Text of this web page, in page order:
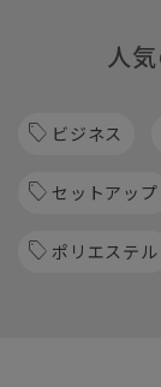
人
ビジネス
セットアップ
ポリエステル